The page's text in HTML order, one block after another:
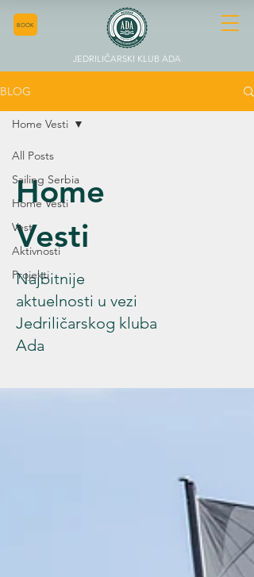
BOOK
JEDRILIČARSKI KLUB ADA
BLOG
All Posts
Sailing Serbia
Home Vesti
Vest
Aktivnosti
Projekti
Home Vesti
Home
Vesti
Najbitnije
aktuelnosti u vezi
Jedriličarskog kluba
Ada